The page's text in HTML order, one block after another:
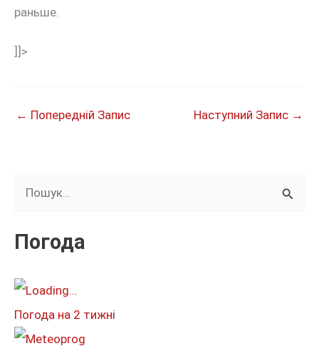
раньше.
]]>
← Попередній Запис Наступний Запис →
к
т
:
Погода
Погода на 2 тижні